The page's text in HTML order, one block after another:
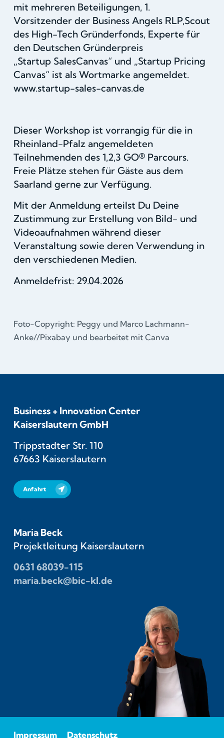
mit mehreren Beteiligungen, 1.
Vorsitzender der Business Angels RLP,Scout
des High-Tech Gründerfonds, Experte für
den Deutschen Gründerpreis
„Startup SalesCanvas“ und „Startup Pricing
Canvas“ ist als Wortmarke angemeldet.
www.startup-sales-canvas.de
Dieser Workshop ist vorrangig für die in
Rheinland-Pfalz angemeldeten
Teilnehmenden des 1,2,3 GO® Parcours.
Freie Plätze stehen für Gäste aus dem
Saarland gerne zur Verfügung.
Mit der Anmeldung erteilst Du Deine
Zustimmung zur Erstellung von Bild- und
Videoaufnahmen während dieser
Veranstaltung sowie deren Verwendung in
den verschiedenen Medien.
Anmeldefrist: 29.04.2026
Foto-Copyright: Peggy und Marco Lachmann-
Anke//Pixabay und bearbeitet mit Canva
Business + Innovation Center
Kaiserslautern GmbH
Trippstadter Str. 110
67663 Kaiserslautern
Anfahrt
Maria Beck
Projektleitung Kaiserslautern
0631 68039-115
maria.beck@bic-kl.de
Impressum Datenschutz